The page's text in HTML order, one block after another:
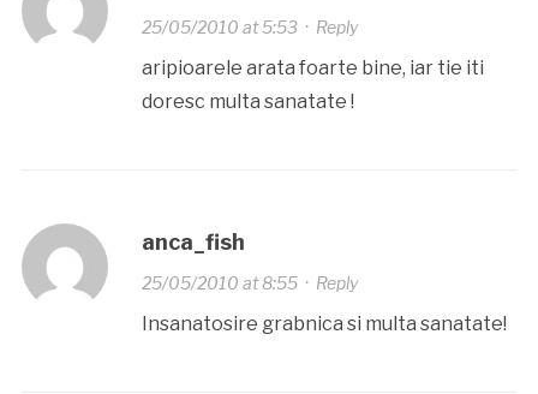
25/05/2010 at 5:53· Reply
aripioarele arata foarte bine, iar tie iti
doresc multa sanatate !
anca_fish
25/05/2010 at 8:55· Reply
Insanatosire grabnica si multa sanatate!